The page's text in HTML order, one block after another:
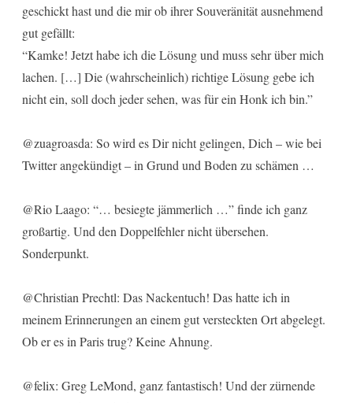
geschickt hast und die mir ob ihrer Souveränität ausnehmend
gut gefällt:
“Kamke! Jetzt habe ich die Lösung und muss sehr über mich
lachen. […] Die (wahrscheinlich) richtige Lösung gebe ich
nicht ein, soll doch jeder sehen, was für ein Honk ich bin.”
@zuagroasda: So wird es Dir nicht gelingen, Dich – wie bei
Twitter angekündigt – in Grund und Boden zu schämen …
@Rio Laago: “… besiegte jämmerlich …” finde ich ganz
großartig. Und den Doppelfehler nicht übersehen.
Sonderpunkt.
@Christian Prechtl: Das Nackentuch! Das hatte ich in
meinem Erinnerungen an einem gut versteckten Ort abgelegt.
Ob er es in Paris trug? Keine Ahnung.
@felix: Greg LeMond, ganz fantastisch! Und der zürnende